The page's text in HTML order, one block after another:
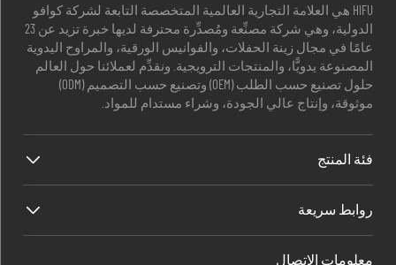
HIFU هي العلامة التجارية العالمية المتخصصة التابعة لشركة كوافو
الدولية، وهي شركة مصنِّعة ومُصدِّرة محترفة لديها خبرة تزيد عن 23
عامًا في مجال زينة الحفلات، والفوانيس الورقية، والمراوح اليدوية
المصنوعة يدويًّا، والمنتجات الترويجية. ونقدِّم لعملائنا حول العالم
حلول تصنيع حسب الطلب (OEM) وتصنيع حسب التصميم (ODM)
موثوقة، وإنتاج عالي الجودة، وشراء مستدام للمواد.
فئة المنتج
روابط سريعة
معلومات الاتصال